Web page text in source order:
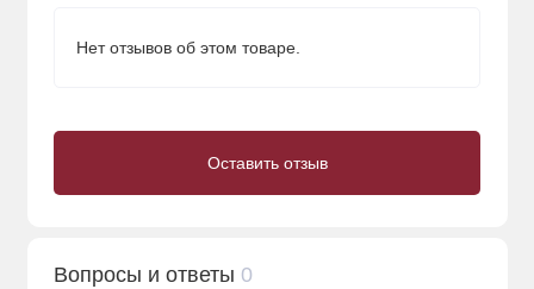
Нет отзывов об этом товаре.
Оставить отзыв
Вопросы и ответы 0